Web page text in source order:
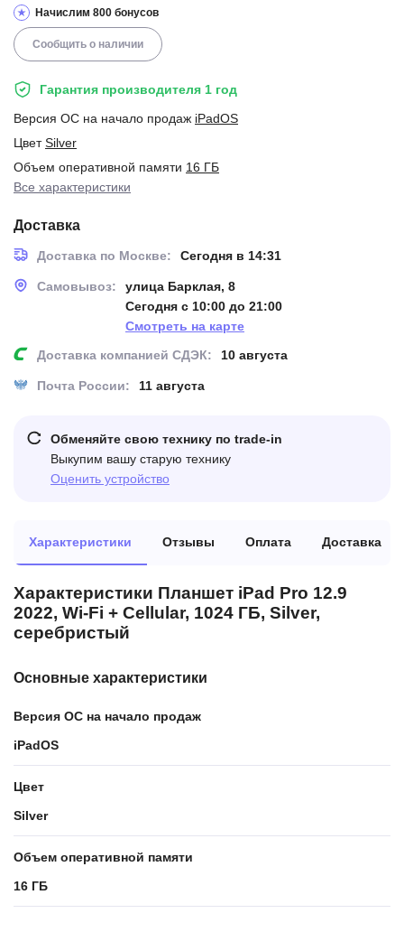
Гарантия производителя 1 год
Версия ОС на начало продаж iPadOS
ЦветSilver
Объем оперативной памяти 16 ГБ
Все характеристики
Доставка
Доставка по Москве: Сегодня в 14:31
Самовывоз:
улица Барклая, 8
Сегодня с 10:00 до 21:00
Смотреть на карте
Доставка компанией СДЭК:
10 августа
Почта России: 11 августа
Обменяйте свою технику по trade-in
Выкупим вашу старую технику
Оценить устройство
Начислим 800 бонусов
Сообщить о наличии
Характеристики Отзывы Оплата Доставка
Характеристики Планшет iPad Pro 12.9
2022, Wi-Fi + Cellular, 1024 ГБ, Silver,
серебристый
Основные характеристики
Версия ОС на начало продаж
iPadOS
Цвет
Silver
Объем оперативной памяти
16 ГБ